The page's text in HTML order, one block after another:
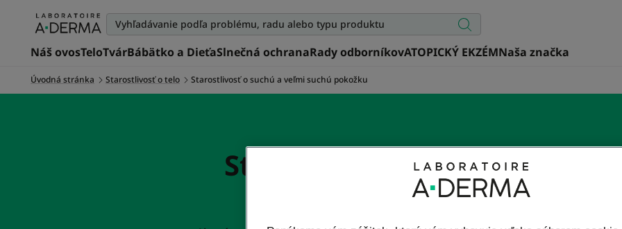
Náš ovosTeloTvárBábätko a DieťaSlnečná ochranaRady odborníkovATOPICKÝ EKZÉMNaša značka
Úvodná stránka Starostlivosť o telo Starostlivosť o suchú a veľmi suchú pokožku
Starostlivosť o suchú a
pokožku